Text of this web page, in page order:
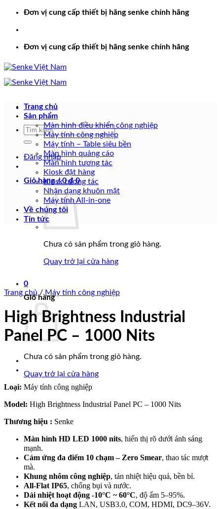
Đơn vị cung cấp thiết bị hãng senke chính hãng
Đơn vị cung cấp thiết bị hãng senke chính hãng
Tìm
kiếm:
Đăng nhập
Giỏ hàng /0₫ 0
Chưa có sản phẩm trong giỏ hàng.
Quay trở lại cửa hàng
0
Giỏ hàng
Chưa có sản phẩm trong giỏ hàng.
Quay trở lại cửa hàng
Trang chủ
Sản phẩm
Màn hình điều khiển công nghiệp
Máy tính công nghiệp
Máy tính – Table siêu bền
Màn hình quảng cáo
Màn hình tương tác
Kiosk đặt hàng
Kiosk tương tác
Nhận dạng khuôn mặt
Máy tính All-in-one
Về chúng tôi
Tin tức
Trang chủ / Máy tính công nghiệp
High Brightness Industrial
Panel PC – 1000 Nits
Loại: Máy tính công nghiệp
Model: High Brightness Industrial Panel PC – 1000 Nits
Thương hiệu : Senke
Màn hình HD LED 1000 nits, hiển thị rõ dưới ánh sáng
mạnh.
Cảm ứng đa điểm 10 chạm – Zero Smear, thao tác mượt
mà.
Khung nhôm công nghiệp, tản nhiệt hiệu quả, bền bỉ.
All-Flat IP65, chống bụi và nước.
Dải nhiệt hoạt động -10°C ~ 60°C, độ ẩm 5–95%.
Kết nối đa dạng LAN, USB3.0, COM, HDMI, DC9–36V.